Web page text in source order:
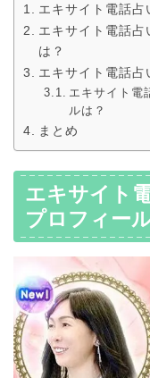
エキサイト電話占
エキサイト電話占
は？
エキサイト電話占
エキサイト電
ルは？
まとめ
エキサイト
プロフィー